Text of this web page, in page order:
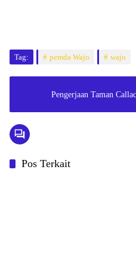
Tag: pemda Wajo wajo
Pengerjaan Taman
Pos Terkait